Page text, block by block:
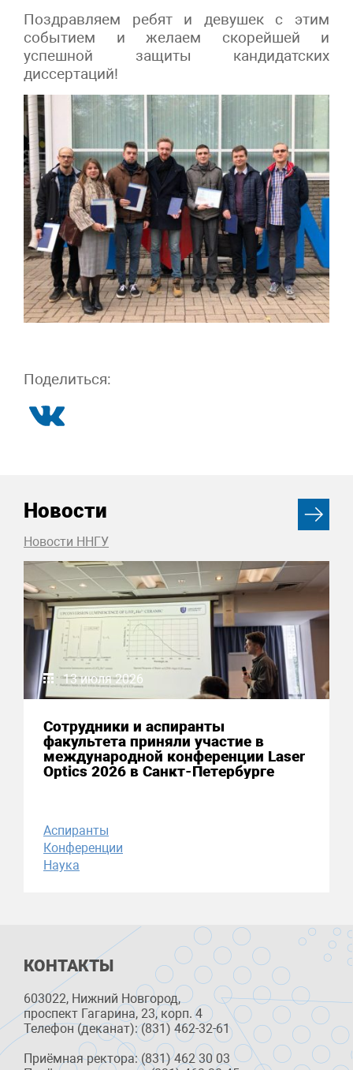
Поздравляем ребят и девушек с этим
событием и желаем скорейшей и
успешной защиты кандидатских
диссертаций!
Поделиться:
Новости
Новости ННГУ
13 июля 2026
Сотрудники и аспиранты
факультета приняли участие в
международной конференции Laser
Optics 2026 в Санкт-Петербурге
Аспиранты
Конференции
Наука
КОНТАКТЫ
603022, Нижний Новгород,
проспект Гагарина, 23, корп. 4
Телефон (деканат): (831) 462-32-61
Приёмная ректора: (831) 462 30 03